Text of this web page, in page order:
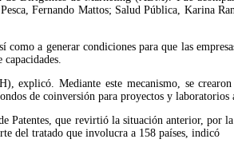
Fernando Mattos; Salud Pública, Karina
a generar condiciones para que las
Mediante este mecanismo, se
de coinversión para proyectos y laboratorios
que revirtió la situación anterior, por
del tratado que involucra a 158 países, indicó